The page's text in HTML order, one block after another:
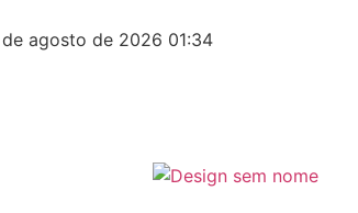
agosto de 2026 01:34